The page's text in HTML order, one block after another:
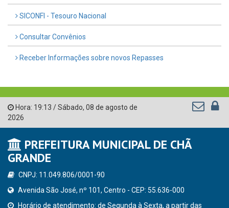
SICONFI - Tesouro Nacional
Consultar Convênios
Receber Informações sobre novos Repasses
Hora: 19:13 /Sábado, 08 de agosto de
2026
PREFEITURA MUNICIPAL DE CHÃ
GRANDE
CNPJ: 11.049.806/0001-90
Avenida São José, nº 101, Centro - CEP: 55.636-000
Horário de atendimento: de Segunda à Sexta, a partir das